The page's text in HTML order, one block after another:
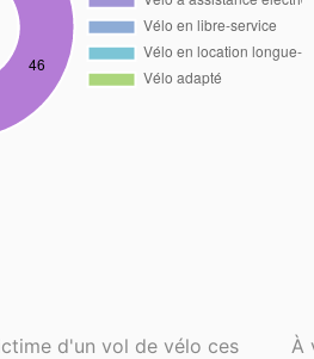
d'un vol de vélo ces
À